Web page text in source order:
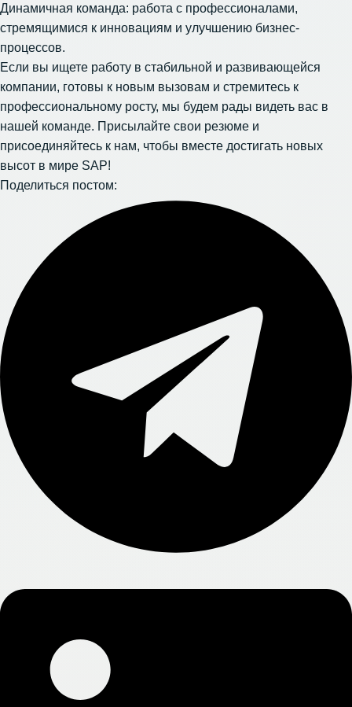
Динамичная команда: работа с профессионалами,
стремящимися к инновациям и улучшению бизнес-
процессов.
Если вы ищете работу в стабильной и развивающейся
компании, готовы к новым вызовам и стремитесь к
профессиональному росту, мы будем рады видеть вас в
нашей команде. Присылайте свои резюме и
присоединяйтесь к нам, чтобы вместе достигать новых
высот в мире SAP!
Поделиться постом: